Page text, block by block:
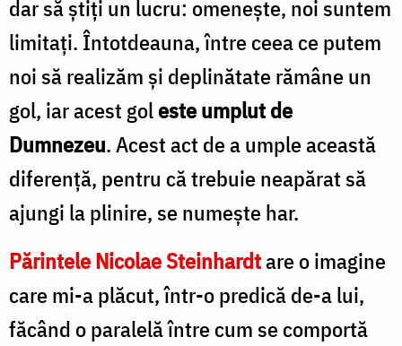
dar să știți un lucru: omenește, noi suntem
limitați. Întotdeauna, între ceea ce putem
noi să realizăm și deplinătate rămâne un
gol, iar acest goleste umplut de
Dumnezeu. Acest act de a umple această
diferență, pentru că trebuie neapărat să
ajungi la plinire, se numește har.
Părintele Nicolae Steinhardtare o imagine
care mi-a plăcut, într-o predică de-a lui,
făcând o paralelă între cum se comportă